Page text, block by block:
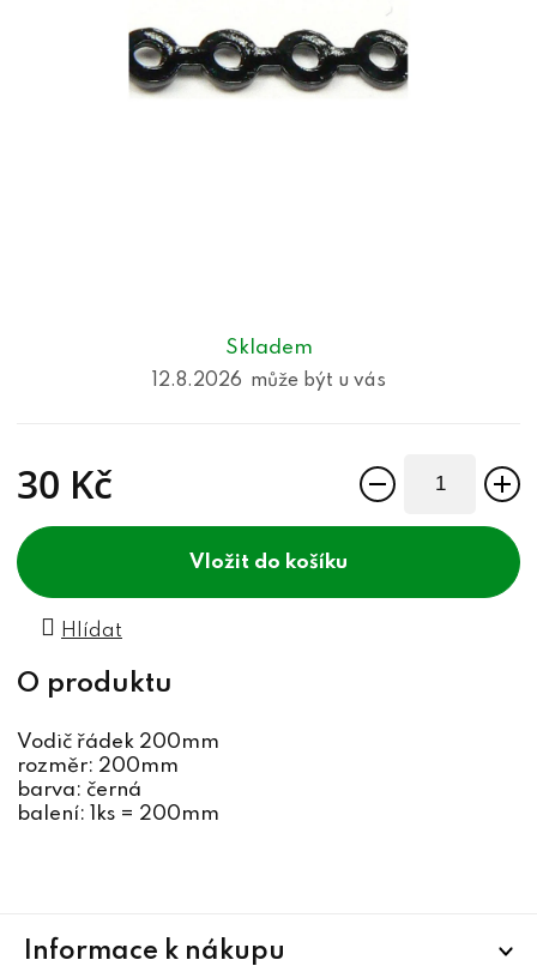
Skladem
12.8.2026
30 Kč
do košíku
Hlídat
Vodič řádek 200mm
rozměr: 200mm
barva: černá
balení: 1ks = 200mm
Informace k nákupu